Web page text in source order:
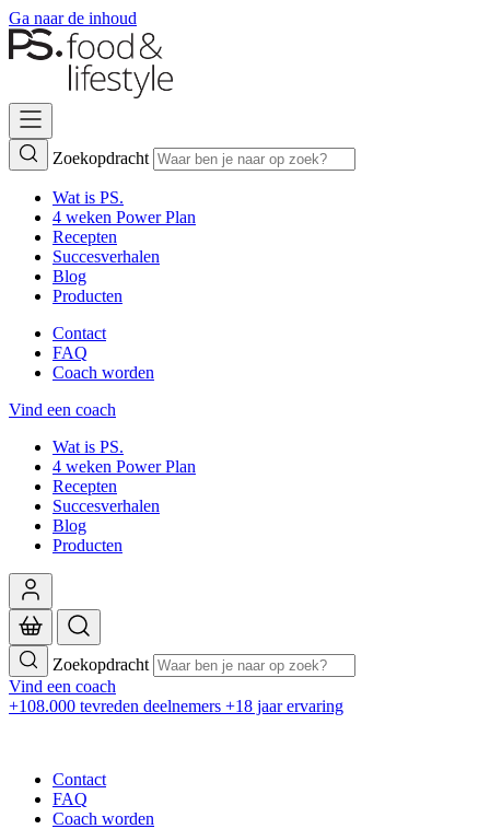
Ga naar de inhoud
Zoekopdracht
Wat is PS.
4 weken Power Plan
Recepten
Succesverhalen
Blog
Producten
Contact
FAQ
Coach worden
Vind een coach
Wat is PS.
4 weken Power Plan
Recepten
Succesverhalen
Blog
Producten
Zoekopdracht
Vind een coach
+108.000 tevreden deelnemers +18 jaar ervaring
Contact
FAQ
Coach worden